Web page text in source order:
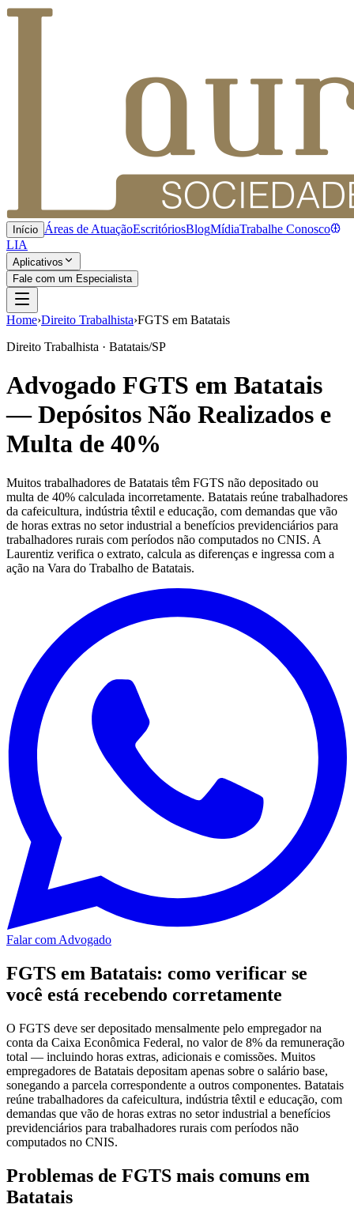
Início Áreas de AtuaçãoEscritóriosBlogMídiaTrabalhe Conosco
LIA
Aplicativos
Fale com um Especialista
Home›Direito Trabalhista›FGTS em Batatais
Direito Trabalhista · Batatais/SP
Advogado FGTS em Batatais
— Depósitos Não Realizados e
Multa de 40%
Muitos trabalhadores de Batatais têm FGTS não depositado ou
multa de 40% calculada incorretamente. Batatais reúne trabalhadores
da cafeicultura, indústria têxtil e educação, com demandas que vão
de horas extras no setor industrial a benefícios previdenciários para
trabalhadores rurais com períodos não computados no CNIS. A
Laurentiz verifica o extrato, calcula as diferenças e ingressa com a
ação na Vara do Trabalho de Batatais.
Falar com Advogado
FGTS em Batatais: como verificar se
você está recebendo corretamente
O FGTS deve ser depositado mensalmente pelo empregador na
conta da Caixa Econômica Federal, no valor de 8% da remuneração
total — incluindo horas extras, adicionais e comissões. Muitos
empregadores de Batatais depositam apenas sobre o salário base,
sonegando a parcela correspondente a outros componentes. Batatais
reúne trabalhadores da cafeicultura, indústria têxtil e educação, com
demandas que vão de horas extras no setor industrial a benefícios
previdenciários para trabalhadores rurais com períodos não
computados no CNIS.
Problemas de FGTS mais comuns em
Batatais